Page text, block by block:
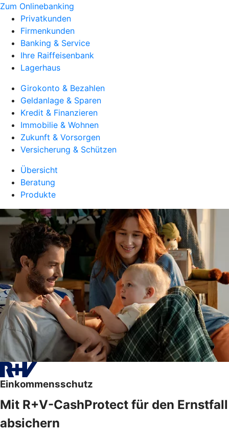
Zum Onlinebanking
Privatkunden
Firmenkunden
Banking & Service
Ihre Raiffeisenbank
Lagerhaus
Girokonto & Bezahlen
Geldanlage & Sparen
Kredit & Finanzieren
Immobilie & Wohnen
Zukunft & Vorsorgen
Versicherung & Schützen
Übersicht
Beratung
Produkte
Einkommensschutz
Mit R+V-CashProtect für den Ernstfall
absichern